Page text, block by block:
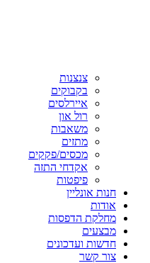
צנצנות
בקבוקים
איירלסים
רול און
משאבות
מתזים
מכסים/פקקים
אקדחי התזה
פיפטות
חנות אונליין
אודות
מחלקת הדפסות
מבצעים
חדשות ועדכונים
צור קשר